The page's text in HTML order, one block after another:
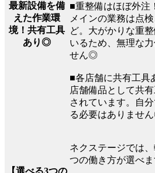
最新設備を備
えた作業環
境！共有工具
あり◎
■重整備はほぼ外注！
メインの業務は点
ど。大がかりな重
いるため、無理な
せん◎
■各店舗に共有工具
店舗備品として共
されています。自
る必要はありませ
ネクステージでは
つの働き方が選べ